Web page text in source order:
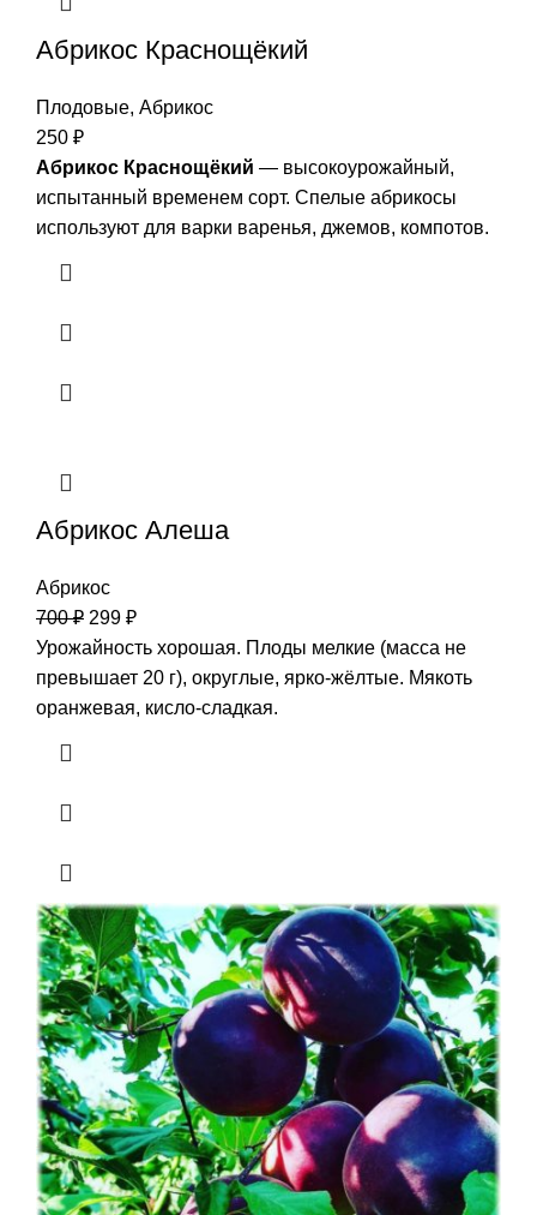
Абрикос Краснощёкий
Плодовые, Абрикос
250 ₽
Абрикос Краснощёкий — высокоурожайный,
испытанный временем сорт. Спелые абрикосы
используют для варки варенья, джемов, компотов.
Абрикос Алеша
Абрикос
700₽ 299 ₽
Урожайность хорошая. Плоды мелкие (масса не
превышает 20 г), округлые, ярко-жёлтые. Мякоть
оранжевая, кисло-сладкая.